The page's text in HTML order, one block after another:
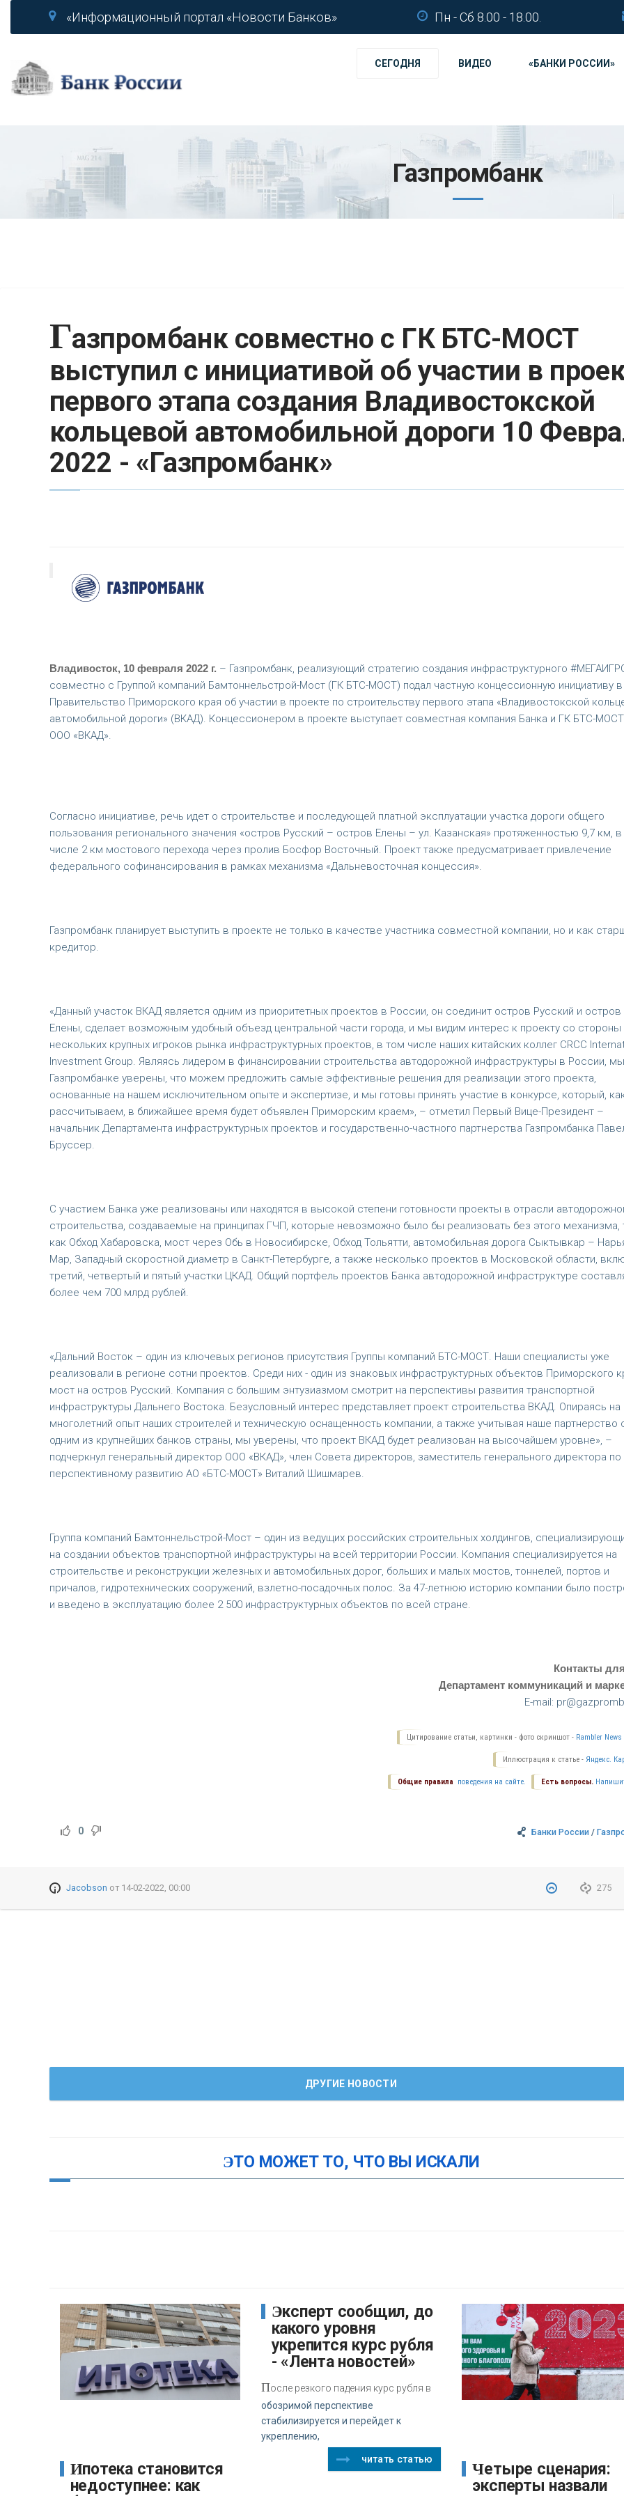
«Информационный портал «Новости Банков» Пн - Сб 8.00 - 18.00.
СЕГОДНЯ ВИДЕО «БАНКИ РОССИИ»
Газпромбанк
Газпромбанк совместно с ГК БТС-МОСТ
выступил с инициативой об участии в
первого этапа создания Владивостокской
кольцевой автомобильной дороги 10
2022 - «Газпромбанк»
Владивосток, 10 февраля 2022 г. – Газпромбанк, реализующий стратегию создания инфраструктурного
совместно с Группой компаний Бамтоннельстрой-Мост (ГК БТС-МОСТ) подал частную концессионную инициативу в
Правительство Приморского края об участии в проекте по строительству первого этапа «Владивостокской
автомобильной дороги» (ВКАД). Концессионером в проекте выступает совместная компания Банка и ГК БТС-
ООО «ВКАД».
Согласно инициативе, речь идет о строительстве и последующей платной эксплуатации участка дороги общего
пользования регионального значения «остров Русский – остров Елены – ул. Казанская» протяженностью 9,7 км,
числе 2 км мостового перехода через пролив Босфор Восточный. Проект также предусматривает привлечение
федерального софинансирования в рамках механизма «Дальневосточная концессия».
Газпромбанк планирует выступить в проекте не только в качестве участника совместной компании, но и как
кредитор.
«Данный участок ВКАД является одним из приоритетных проектов в России, он соединит остров Русский и остров
Елены, сделает возможным удобный объезд центральной части города, и мы видим интерес к проекту со стороны
нескольких крупных игроков рынка инфраструктурных проектов, в том числе наших китайских коллег CRCC
Investment Group. Являясь лидером в финансировании строительства автодорожной инфраструктуры в России,
Газпромбанке уверены, что можем предложить самые эффективные решения для реализации этого проекта,
основанные на нашем исключительном опыте и экспертизе, и мы готовы принять участие в конкурсе, который,
рассчитываем, в ближайшее время будет объявлен Приморским краем», – отметил Первый Вице-Президент –
начальник Департамента инфраструктурных проектов и государственно-частного партнерства Газпромбанка
Бруссер.
С участием Банка уже реализованы или находятся в высокой степени готовности проекты в отрасли
строительства, создаваемые на принципах ГЧП, которые невозможно было бы реализовать без этого механизма,
как Обход Хабаровска, мост через Обь в Новосибирске, Обход Тольятти, автомобильная дорога Сыктывкар –
Мар, Западный скоростной диаметр в Санкт-Петербурге, а также несколько проектов в Московской области,
третий, четвертый и пятый участки ЦКАД. Общий портфель проектов Банка автодорожной инфраструктуре
более чем 700 млрд рублей.
«Дальний Восток – один из ключевых регионов присутствия Группы компаний БТС-МОСТ. Наши специалисты уже
реализовали в регионе сотни проектов. Среди них - один из знаковых инфраструктурных объектов Приморского
мост на остров Русский. Компания с большим энтузиазмом смотрит на перспективы развития транспортной
инфраструктуры Дальнего Востока. Безусловный интерес представляет проект строительства ВКАД. Опираясь на
многолетний опыт наших строителей и техническую оснащенность компании, а также учитывая наше партнерство
одним из крупнейших банков страны, мы уверены, что проект ВКАД будет реализован на высочайшем уровне», –
подчеркнул генеральный директор ООО «ВКАД», член Совета директоров, заместитель генерального директора по
перспективному развитию АО «БТС-МОСТ» Виталий Шишмарев.
Группа компаний Бамтоннельстрой-Мост – один из ведущих российских строительных холдингов,
на создании объектов транспортной инфраструктуры на всей территории России. Компания специализируется на
строительстве и реконструкции железных и автомобильных дорог, больших и малых мостов, тоннелей, портов и
причалов, гидротехнических сооружений, взлетно-посадочных полос. За 47-летнюю историю компании было
и введено в эксплуатацию более 2 500 инфраструктурных объектов по всей стране.
Контакты
Департамент коммуникаций и
E-mail:
Цитирование статьи, картинки - фото скриншот - Rambler News
Иллюстрация к статье - Яндекс.
Есть вопросы.
Общие правила поведения на сайте.
Банки России /
0
275
Jacobson от 14-02-2022, 00:00
ДРУГИЕ НОВОСТИ
ЭТО МОЖЕТ ТО, ЧТО ВЫ ИСКАЛИ
Ипотека становится
недоступнее: как
Эксперт сообщил, до
какого уровня
укрепится курс рубля
- «Лента новостей»
После резкого падения курс рубля в
обозримой перспективе
стабилизируется и перейдет к
укреплению,
читать статью
Четыре сценария:
эксперты назвали